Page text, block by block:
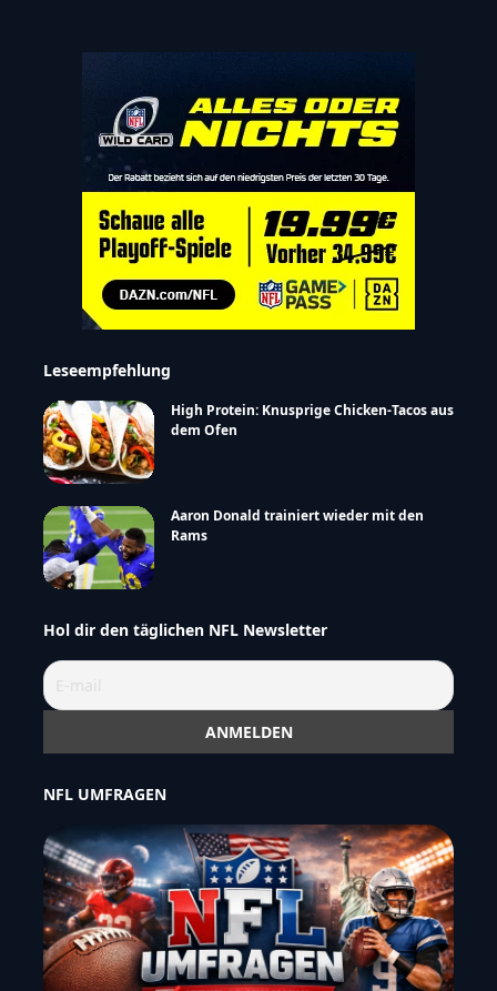
Leseempfehlung
High Protein: Knusprige Chicken-Tacos aus
dem Ofen
Aaron Donald trainiert wieder mit den
Rams
Hol dir den täglichen NFL Newsletter
NFL UMFRAGEN